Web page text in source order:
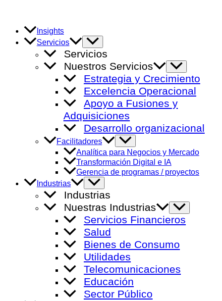
contenido
Insights
Servicios
Alternar
menú
Servicios
Nuestros Servicios
Alternar
menú
Estrategia y Crecimiento
Excelencia Operacional
Apoyo a Fusiones y
Adquisiciones
Desarrollo organizacional
Facilitadores
Alternar
menú
Analítica para Negocios y Mercado
Transformación Digital e IA
Gerencia de programas / proyectos
Industrias
Alternar
menú
Industrias
Nuestras Industrias
Alternar
menú
Servicios Financieros
Salud
Bienes de Consumo
Utilidades
Telecomunicaciones
Educación
Sector Público